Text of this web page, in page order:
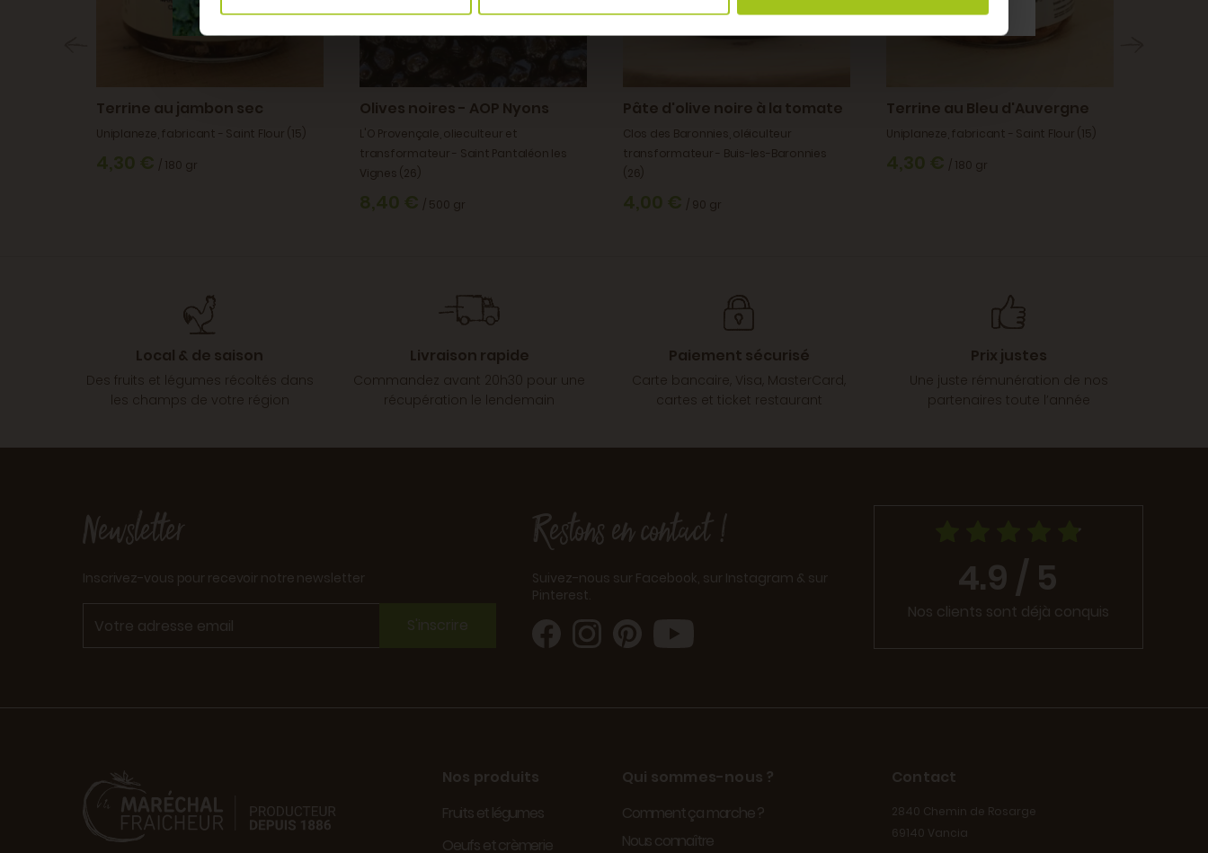
Terrine au jambon sec
Uniplaneze, fabricant - Saint Flour (15)
4,30 € / 180 gr
Olives noires - AOP Nyons
L'O Provençale, olieculteur et
transformateur - Saint Pantaléon les
Vignes (26)
8,40 € / 500 gr
Pâte d'olive noire à la tomate
Clos des Baronnies, oléiculteur
transformateur - Buis-les-Baronnies
(26)
4,00 € / 90 gr
Terrine au Bleu d'Auvergne
Uniplaneze, fabricant - Saint Flour (15)
4,30 € / 180 gr
Local & de saison
Des fruits et légumes récoltés dans
les champs de votre région
Livraison rapide
Commandez avant 20h30 pour une
récupération le lendemain
Paiement sécurisé
Carte bancaire, Visa, MasterCard,
cartes et ticket restaurant
Prix justes
Une juste rémunération de nos
partenaires toute l’année
Newsletter
Inscrivez-vous pour recevoir notre newsletter
S'inscrire
Restons en contact !
Suivez-nous sur Facebook, sur Instagram & sur
Pinterest.
4.9 / 5
Nos clients sont déjà conquis
Nos produits
Fruits et légumes
Oeufs et crèmerie
Qui sommes-nous ?
Comment ça marche ?
Nous connaître
Contact
2840 Chemin de Rosarge
69140 Vancia